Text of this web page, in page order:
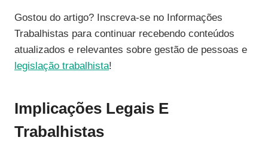
Gostou do artigo? Inscreva-se no Informações
Trabalhistas para continuar recebendo conteúdos
atualizados e relevantes sobre gestão de pessoas e
legislação trabalhista!
Implicações Legais E
Trabalhistas